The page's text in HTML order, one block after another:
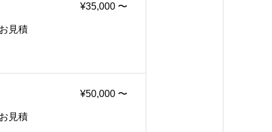
¥35,000 〜
¥50,000 〜